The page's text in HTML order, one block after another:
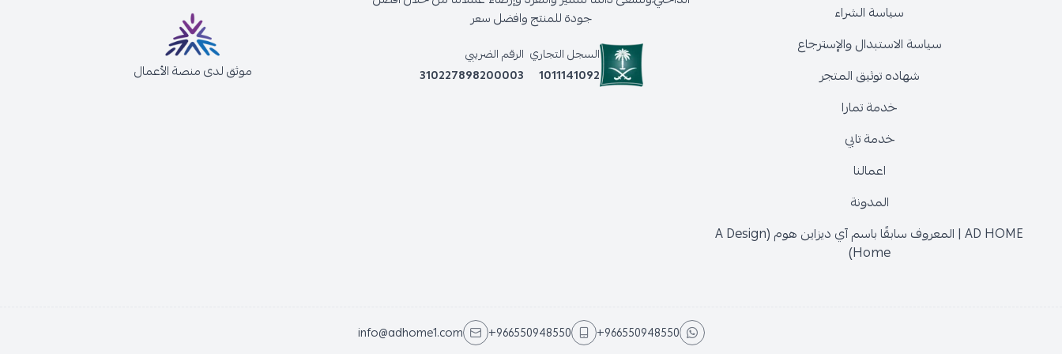
سياسة الشراء
سياسة الاستبدال والإسترجاع
شهاده توثيق المتجر
خدمة تمارا
خدمة تابي
اعمالنا
المدونة
AD HOME | المعروف سابقًا باسم آي ديزاين هوم (A Design
Home)
جودة للمنتج وافضل سعر
السجل التجاري
1011141092
الرقم الضريبي
310227898200003
موثق لدى منصة الأعمال
+966550948550
+966550948550
info@adhome1.com